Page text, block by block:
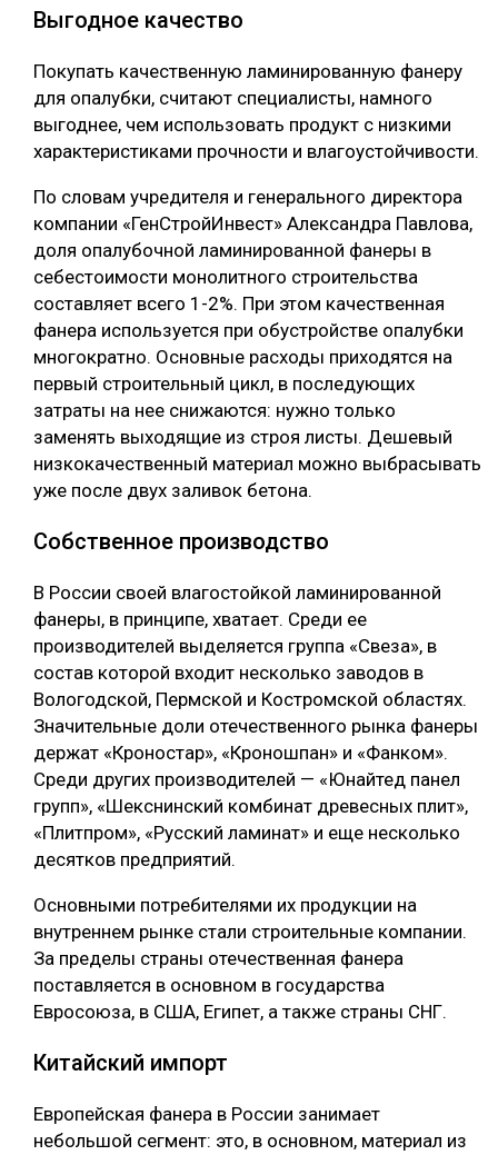
Выгодное качество
Покупать качественную ламинированную фанеру
для опалубки, считают специалисты, намного
выгоднее, чем использовать продукт с низкими
характеристиками прочности и влагоустойчивости.
По словам учредителя и генерального директора
компании «ГенСтройИнвест» Александра Павлова,
доля опалубочной ламинированной фанеры в
себестоимости монолитного строительства
составляет всего 1-2%. При этом качественная
фанера используется при обустройстве опалубки
многократно. Основные расходы приходятся на
первый строительный цикл, в последующих
затраты на нее снижаются: нужно только
заменять выходящие из строя листы. Дешевый
низкокачественный материал можно выбрасывать
уже после двух заливок бетона.
Собственное производство
В России своей влагостойкой ламинированной
фанеры, в принципе, хватает. Среди ее
производителей выделяется группа «Свеза», в
состав которой входит несколько заводов в
Вологодской, Пермской и Костромской областях.
Значительные доли отечественного рынка фанеры
держат «Кроностар», «Кроношпан» и «Фанком».
Среди других производителей — «Юнайтед панел
групп», «Шекснинский комбинат древесных плит»,
«Плитпром», «Русский ламинат» и еще несколько
десятков предприятий.
Основными потребителями их продукции на
внутреннем рынке стали строительные компании.
За пределы страны отечественная фанера
поставляется в основном в государства
Евросоюза, в США, Египет, а также страны СНГ.
Китайский импорт
Европейская фанера в России занимает
небольшой сегмент: это, в основном, материал из